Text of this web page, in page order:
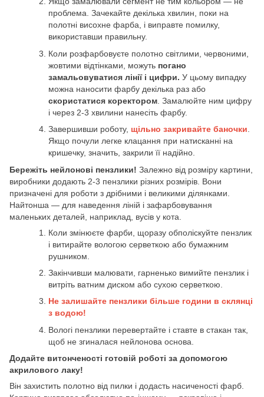
проблема. Зачекайте декілька хвилин, поки на
полотні висохне фарба, і виправте помилку,
використавши правильну.
Коли розфарбовуєте полотно світлими, червоними,
жовтими відтінками, можуть погано
замальовуватися лінії і цифри. У цьому випадку
можна наносити фарбу декілька раз або
скористатися коректором . Замалюйте ним цифру
і через 2-3 хвилини нанесіть фарбу.
Завершивши роботу, щільно закривайте баночки.
Якщо почули легке клацання при натисканні на
кришечку, значить, закрили її надійно.
Бережіть нейлонові пензлики! Залежно від розміру картини,
виробники додають 2-3 пензлики різних розмірів. Вони
призначені для роботи з дрібними і великими ділянками.
Найтонша — для наведення ліній і зафарбовування
маленьких деталей, наприклад, вусів у кота.
Коли змінюєте фарби, щоразу обполіскуйте пензлик
і витирайте вологою серветкою або бумажним
рушником.
Закінчивши малювати, гарненько вимийте пензлик і
витріть ватним диском або сухою серветкою.
Не залишайте пензлики більше години в склянці
з водою!
Вологі пензлики перевертайте і ставте в стакан так,
щоб не згиналася нейлонова основа.
Додайте витонченості готовій роботі за допомогою
акрилового лаку!
Він захистить полотно від пилки і додасть насиченості фарб.